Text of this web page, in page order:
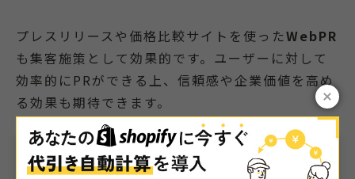
プレスリリースや価格比較サイトを使ったWebPR
も集客施策として効果的です。ユーザーに対して
効率的にPRができる上、信頼感や企業価値を高め
る効果も期待できます。